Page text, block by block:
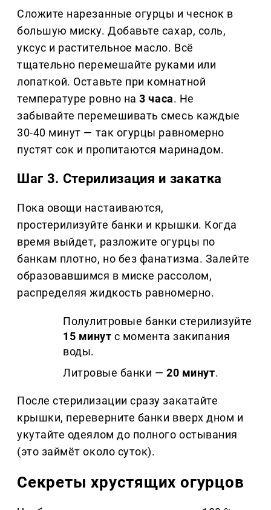
Сложите нарезанные огурцы и чеснок в
большую миску. Добавьте сахар, соль,
уксус и растительное масло. Всё
тщательно перемешайте руками или
лопаткой. Оставьте при комнатной
температуре ровно на3 часа. Не
забывайте перемешивать смесь каждые
30-40 минут — так огурцы равномерно
пустят сок и пропитаются маринадом.
Шаг 3. Стерилизация и закатка
Пока овощи настаиваются,
простерилизуйте банки и крышки. Когда
время выйдет, разложите огурцы по
банкам плотно, но без фанатизма. Залейте
образовавшимся в миске рассолом,
распределяя жидкость равномерно.
Полулитровые банки стерилизуйте
15 минут с момента закипания
воды.
Литровые банки —20 минут.
После стерилизации сразу закатайте
крышки, переверните банки вверх дном и
укутайте одеялом до полного остывания
(это займёт около суток).
Секреты хрустящих огурцов